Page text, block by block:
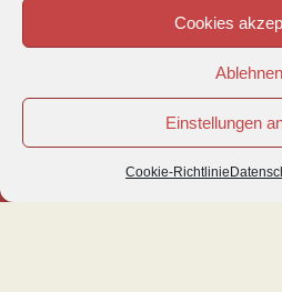
Cookies
Ablehnen
Einstellungen
Cookie-Richtlinie
Im Übrigen ist der Tierärztliche